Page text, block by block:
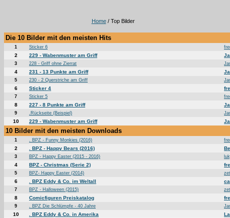
Home/ Top Bilder
Die 10 Bilder mit den meisten Hits
1 Sticker 6
2 229 - Wabenmuster am Griff
3 228 - Griff ohne Zierrat
4 231 - 13 Punkte am Griff
5 230 - 2 Querstriche am Griff
6 Sticker 4
7 Sticker 5
8 227 - 8 Punkte am Griff
9 .Rückseite (Beispiel)
10 229 - Wabenmuster am Griff
10 Bilder mit den meisten Downloads
1 . BPZ - Funny Monkies (2016)
2 . BPZ - Happy Bears (2016)
3 BPZ - Happy Easter (2015 - 2016)
4 BPZ - Christmas (Serie 2)
5 BPZ- Happy Easter (2014)
6 . BPZ Eddy & Co. im Weltall
7 BPZ - Halloween (2015)
8 Comicfiguren Preiskatalog
9 . BPZ Die Schlümpfe - 40 Jahre
10 . BPZ Eddy & Co. in Amerika